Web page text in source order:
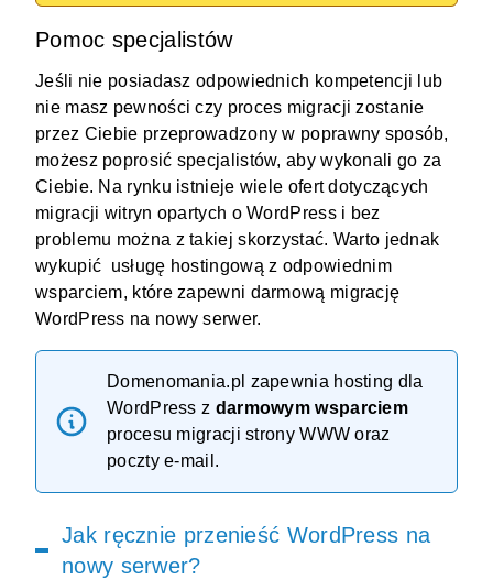
Pomoc specjalistów
Jeśli nie posiadasz odpowiednich kompetencji lub
nie masz pewności czy proces migracji zostanie
przez Ciebie przeprowadzony w poprawny sposób,
możesz poprosić specjalistów, aby wykonali go za
Ciebie. Na rynku istnieje wiele ofert dotyczących
migracji witryn opartych o WordPress i bez
problemu można z takiej skorzystać. Warto jednak
wykupić usługę hostingową z odpowiednim
wsparciem, które zapewni darmową migrację
WordPress na nowy serwer.
Domenomania.pl zapewnia hosting dla
WordPress z darmowym wsparciem
procesu migracji strony WWW oraz
poczty e-mail.
Jak ręcznie przenieść WordPress na
nowy serwer?